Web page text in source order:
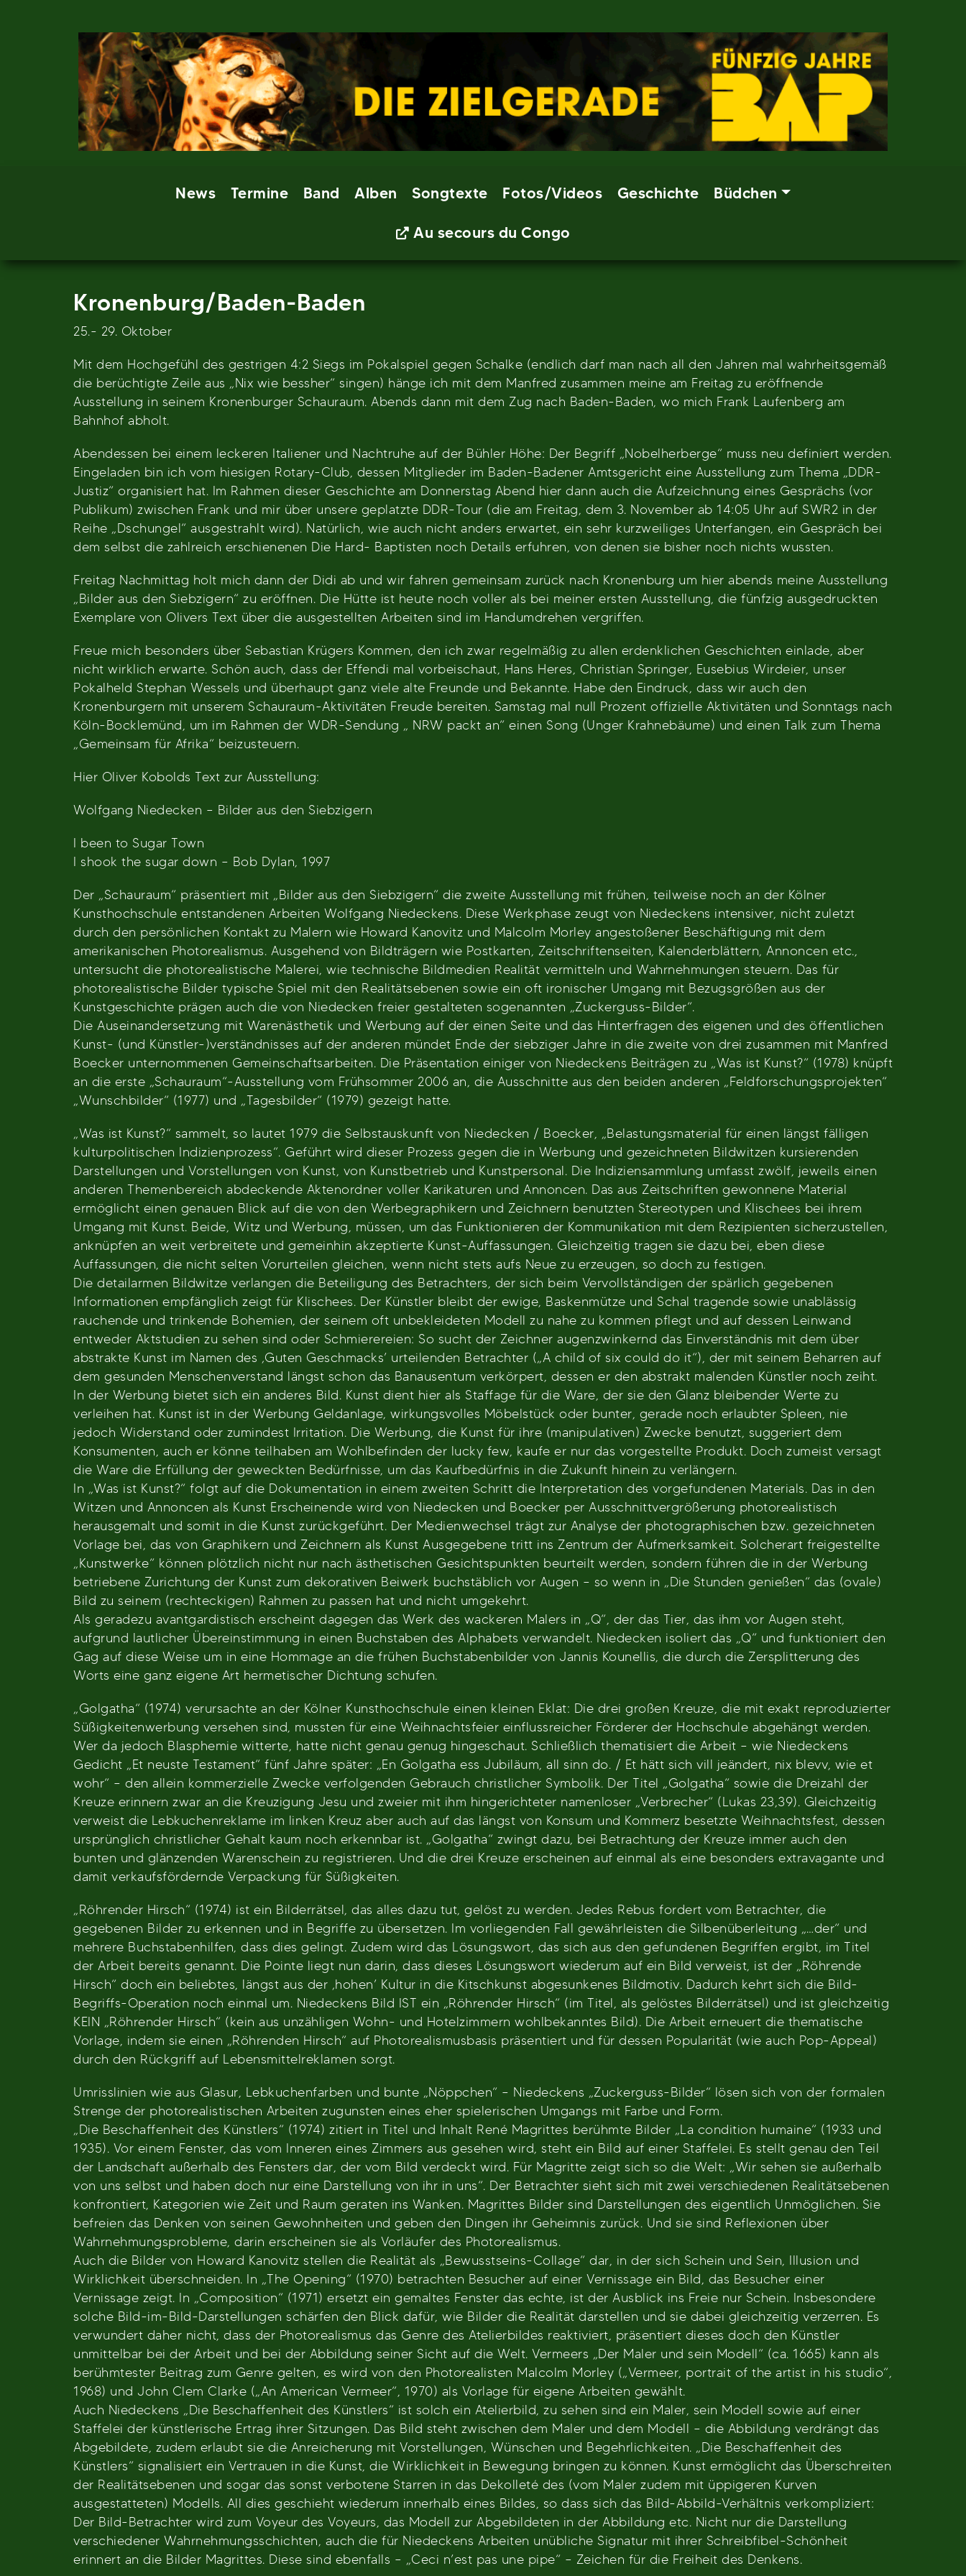
News Termine Band Alben Songtexte Fotos/Videos Geschichte Büdchen
Au secours du Congo
Kronenburg/Baden-Baden
25.- 29. Oktober
Mit dem Hochgefühl des gestrigen 4:2 Siegs im Pokalspiel gegen Schalke (endlich darf man nach all den Jahren mal wahrheitsgemäß
die berüchtigte Zeile aus „Nix wie bessher“ singen) hänge ich mit dem Manfred zusammen meine am Freitag zu eröffnende
Ausstellung in seinem Kronenburger Schauraum. Abends dann mit dem Zug nach Baden-Baden, wo mich Frank Laufenberg am
Bahnhof abholt.
Abendessen bei einem leckeren Italiener und Nachtruhe auf der Bühler Höhe: Der Begriff „Nobelherberge“ muss neu definiert werden.
Eingeladen bin ich vom hiesigen Rotary-Club, dessen Mitglieder im Baden-Badener Amtsgericht eine Ausstellung zum Thema „DDR-
Justiz“ organisiert hat. Im Rahmen dieser Geschichte am Donnerstag Abend hier dann auch die Aufzeichnung eines Gesprächs (vor
Publikum) zwischen Frank und mir über unsere geplatzte DDR-Tour (die am Freitag, dem 3. November ab 14:05 Uhr auf SWR2 in der
Reihe „Dschungel“ ausgestrahlt wird). Natürlich, wie auch nicht anders erwartet, ein sehr kurzweiliges Unterfangen, ein Gespräch bei
dem selbst die zahlreich erschienenen Die Hard- Baptisten noch Details erfuhren, von denen sie bisher noch nichts wussten.
Freitag Nachmittag holt mich dann der Didi ab und wir fahren gemeinsam zurück nach Kronenburg um hier abends meine Ausstellung
„Bilder aus den Siebzigern“ zu eröffnen. Die Hütte ist heute noch voller als bei meiner ersten Ausstellung, die fünfzig ausgedruckten
Exemplare von Olivers Text über die ausgestellten Arbeiten sind im Handumdrehen vergriffen.
Freue mich besonders über Sebastian Krügers Kommen, den ich zwar regelmäßig zu allen erdenklichen Geschichten einlade, aber
nicht wirklich erwarte. Schön auch, dass der Effendi mal vorbeischaut, Hans Heres, Christian Springer, Eusebius Wirdeier, unser
Pokalheld Stephan Wessels und überhaupt ganz viele alte Freunde und Bekannte. Habe den Eindruck, dass wir auch den
Kronenburgern mit unserem Schauraum-Aktivitäten Freude bereiten. Samstag mal null Prozent offizielle Aktivitäten und Sonntags nach
Köln-Bocklemünd, um im Rahmen der WDR-Sendung „ NRW packt an“ einen Song (Unger Krahnebäume) und einen Talk zum Thema
„Gemeinsam für Afrika“ beizusteuern.
Hier Oliver Kobolds Text zur Ausstellung:
Wolfgang Niedecken – Bilder aus den Siebzigern
I been to Sugar Town
I shook the sugar down – Bob Dylan, 1997
Der „Schauraum“ präsentiert mit „Bilder aus den Siebzigern“ die zweite Ausstellung mit frühen, teilweise noch an der Kölner
Kunsthochschule entstandenen Arbeiten Wolfgang Niedeckens. Diese Werkphase zeugt von Niedeckens intensiver, nicht zuletzt
durch den persönlichen Kontakt zu Malern wie Howard Kanovitz und Malcolm Morley angestoßener Beschäftigung mit dem
amerikanischen Photorealismus. Ausgehend von Bildträgern wie Postkarten, Zeitschriftenseiten, Kalenderblättern, Annoncen etc.,
untersucht die photorealistische Malerei, wie technische Bildmedien Realität vermitteln und Wahrnehmungen steuern. Das für
photorealistische Bilder typische Spiel mit den Realitätsebenen sowie ein oft ironischer Umgang mit Bezugsgrößen aus der
Kunstgeschichte prägen auch die von Niedecken freier gestalteten sogenannten „Zuckerguss-Bilder“.
Die Auseinandersetzung mit Warenästhetik und Werbung auf der einen Seite und das Hinterfragen des eigenen und des öffentlichen
Kunst- (und Künstler-)verständnisses auf der anderen mündet Ende der siebziger Jahre in die zweite von drei zusammen mit Manfred
Boecker unternommenen Gemeinschaftsarbeiten. Die Präsentation einiger von Niedeckens Beiträgen zu „Was ist Kunst?“ (1978) knüpft
an die erste „Schauraum“-Ausstellung vom Frühsommer 2006 an, die Ausschnitte aus den beiden anderen „Feldforschungsprojekten“
„Wunschbilder“ (1977) und „Tagesbilder“ (1979) gezeigt hatte.
„Was ist Kunst?“ sammelt, so lautet 1979 die Selbstauskunft von Niedecken / Boecker, „Belastungsmaterial für einen längst fälligen
kulturpolitischen Indizienprozess“. Geführt wird dieser Prozess gegen die in Werbung und gezeichneten Bildwitzen kursierenden
Darstellungen und Vorstellungen von Kunst, von Kunstbetrieb und Kunstpersonal. Die Indiziensammlung umfasst zwölf, jeweils einen
anderen Themenbereich abdeckende Aktenordner voller Karikaturen und Annoncen. Das aus Zeitschriften gewonnene Material
ermöglicht einen genauen Blick auf die von den Werbegraphikern und Zeichnern benutzten Stereotypen und Klischees bei ihrem
Umgang mit Kunst. Beide, Witz und Werbung, müssen, um das Funktionieren der Kommunikation mit dem Rezipienten sicherzustellen,
anknüpfen an weit verbreitete und gemeinhin akzeptierte Kunst-Auffassungen. Gleichzeitig tragen sie dazu bei, eben diese
Auffassungen, die nicht selten Vorurteilen gleichen, wenn nicht stets aufs Neue zu erzeugen, so doch zu festigen.
Die detailarmen Bildwitze verlangen die Beteiligung des Betrachters, der sich beim Vervollständigen der spärlich gegebenen
Informationen empfänglich zeigt für Klischees. Der Künstler bleibt der ewige, Baskenmütze und Schal tragende sowie unablässig
rauchende und trinkende Bohemien, der seinem oft unbekleideten Modell zu nahe zu kommen pflegt und auf dessen Leinwand
entweder Aktstudien zu sehen sind oder Schmierereien: So sucht der Zeichner augenzwinkernd das Einverständnis mit dem über
abstrakte Kunst im Namen des ‚Guten Geschmacks’ urteilenden Betrachter („A child of six could do it“), der mit seinem Beharren auf
dem gesunden Menschenverstand längst schon das Banausentum verkörpert, dessen er den abstrakt malenden Künstler noch zeiht.
In der Werbung bietet sich ein anderes Bild. Kunst dient hier als Staffage für die Ware, der sie den Glanz bleibender Werte zu
verleihen hat. Kunst ist in der Werbung Geldanlage, wirkungsvolles Möbelstück oder bunter, gerade noch erlaubter Spleen, nie
jedoch Widerstand oder zumindest Irritation. Die Werbung, die Kunst für ihre (manipulativen) Zwecke benutzt, suggeriert dem
Konsumenten, auch er könne teilhaben am Wohlbefinden der lucky few, kaufe er nur das vorgestellte Produkt. Doch zumeist versagt
die Ware die Erfüllung der geweckten Bedürfnisse, um das Kaufbedürfnis in die Zukunft hinein zu verlängern.
In „Was ist Kunst?“ folgt auf die Dokumentation in einem zweiten Schritt die Interpretation des vorgefundenen Materials. Das in den
Witzen und Annoncen als Kunst Erscheinende wird von Niedecken und Boecker per Ausschnittvergrößerung photorealistisch
herausgemalt und somit in die Kunst zurückgeführt. Der Medienwechsel trägt zur Analyse der photographischen bzw. gezeichneten
Vorlage bei, das von Graphikern und Zeichnern als Kunst Ausgegebene tritt ins Zentrum der Aufmerksamkeit. Solcherart freigestellte
„Kunstwerke“ können plötzlich nicht nur nach ästhetischen Gesichtspunkten beurteilt werden, sondern führen die in der Werbung
betriebene Zurichtung der Kunst zum dekorativen Beiwerk buchstäblich vor Augen – so wenn in „Die Stunden genießen“ das (ovale)
Bild zu seinem (rechteckigen) Rahmen zu passen hat und nicht umgekehrt.
Als geradezu avantgardistisch erscheint dagegen das Werk des wackeren Malers in „Q“, der das Tier, das ihm vor Augen steht,
aufgrund lautlicher Übereinstimmung in einen Buchstaben des Alphabets verwandelt. Niedecken isoliert das „Q“ und funktioniert den
Gag auf diese Weise um in eine Hommage an die frühen Buchstabenbilder von Jannis Kounellis, die durch die Zersplitterung des
Worts eine ganz eigene Art hermetischer Dichtung schufen.
„Golgatha“ (1974) verursachte an der Kölner Kunsthochschule einen kleinen Eklat: Die drei großen Kreuze, die mit exakt reproduzierter
Süßigkeitenwerbung versehen sind, mussten für eine Weihnachtsfeier einflussreicher Förderer der Hochschule abgehängt werden.
Wer da jedoch Blasphemie witterte, hatte nicht genau genug hingeschaut. Schließlich thematisiert die Arbeit – wie Niedeckens
Gedicht „Et neuste Testament“ fünf Jahre später: „En Golgatha ess Jubiläum, all sinn do. / Et hätt sich vill jeändert, nix blevv, wie et
wohr“ – den allein kommerzielle Zwecke verfolgenden Gebrauch christlicher Symbolik. Der Titel „Golgatha“ sowie die Dreizahl der
Kreuze erinnern zwar an die Kreuzigung Jesu und zweier mit ihm hingerichteter namenloser „Verbrecher“ (Lukas 23,39). Gleichzeitig
verweist die Lebkuchenreklame im linken Kreuz aber auch auf das längst von Konsum und Kommerz besetzte Weihnachtsfest, dessen
ursprünglich christlicher Gehalt kaum noch erkennbar ist. „Golgatha“ zwingt dazu, bei Betrachtung der Kreuze immer auch den
bunten und glänzenden Warenschein zu registrieren. Und die drei Kreuze erscheinen auf einmal als eine besonders extravagante und
damit verkaufsfördernde Verpackung für Süßigkeiten.
„Röhrender Hirsch“ (1974) ist ein Bilderrätsel, das alles dazu tut, gelöst zu werden. Jedes Rebus fordert vom Betrachter, die
gegebenen Bilder zu erkennen und in Begriffe zu übersetzen. Im vorliegenden Fall gewährleisten die Silbenüberleitung „…der“ und
mehrere Buchstabenhilfen, dass dies gelingt. Zudem wird das Lösungswort, das sich aus den gefundenen Begriffen ergibt, im Titel
der Arbeit bereits genannt. Die Pointe liegt nun darin, dass dieses Lösungswort wiederum auf ein Bild verweist, ist der „Röhrende
Hirsch“ doch ein beliebtes, längst aus der ‚hohen’ Kultur in die Kitschkunst abgesunkenes Bildmotiv. Dadurch kehrt sich die Bild-
Begriffs-Operation noch einmal um. Niedeckens Bild IST ein „Röhrender Hirsch“ (im Titel, als gelöstes Bilderrätsel) und ist gleichzeitig
KEIN „Röhrender Hirsch“ (kein aus unzähligen Wohn- und Hotelzimmern wohlbekanntes Bild). Die Arbeit erneuert die thematische
Vorlage, indem sie einen „Röhrenden Hirsch“ auf Photorealismusbasis präsentiert und für dessen Popularität (wie auch Pop-Appeal)
durch den Rückgriff auf Lebensmittelreklamen sorgt.
Umrisslinien wie aus Glasur, Lebkuchenfarben und bunte „Nöppchen“ – Niedeckens „Zuckerguss-Bilder“ lösen sich von der formalen
Strenge der photorealistischen Arbeiten zugunsten eines eher spielerischen Umgangs mit Farbe und Form.
„Die Beschaffenheit des Künstlers“ (1974) zitiert in Titel und Inhalt René Magrittes berühmte Bilder „La condition humaine“ (1933 und
1935). Vor einem Fenster, das vom Inneren eines Zimmers aus gesehen wird, steht ein Bild auf einer Staffelei. Es stellt genau den Teil
der Landschaft außerhalb des Fensters dar, der vom Bild verdeckt wird. Für Magritte zeigt sich so die Welt: „Wir sehen sie außerhalb
von uns selbst und haben doch nur eine Darstellung von ihr in uns“. Der Betrachter sieht sich mit zwei verschiedenen Realitätsebenen
konfrontiert, Kategorien wie Zeit und Raum geraten ins Wanken. Magrittes Bilder sind Darstellungen des eigentlich Unmöglichen. Sie
befreien das Denken von seinen Gewohnheiten und geben den Dingen ihr Geheimnis zurück. Und sie sind Reflexionen über
Wahrnehmungsprobleme, darin erscheinen sie als Vorläufer des Photorealismus.
Auch die Bilder von Howard Kanovitz stellen die Realität als „Bewusstseins-Collage“ dar, in der sich Schein und Sein, Illusion und
Wirklichkeit überschneiden. In „The Opening“ (1970) betrachten Besucher auf einer Vernissage ein Bild, das Besucher einer
Vernissage zeigt. In „Composition“ (1971) ersetzt ein gemaltes Fenster das echte, ist der Ausblick ins Freie nur Schein. Insbesondere
solche Bild-im-Bild-Darstellungen schärfen den Blick dafür, wie Bilder die Realität darstellen und sie dabei gleichzeitig verzerren. Es
verwundert daher nicht, dass der Photorealismus das Genre des Atelierbildes reaktiviert, präsentiert dieses doch den Künstler
unmittelbar bei der Arbeit und bei der Abbildung seiner Sicht auf die Welt. Vermeers „Der Maler und sein Modell“ (ca. 1665) kann als
berühmtester Beitrag zum Genre gelten, es wird von den Photorealisten Malcolm Morley („Vermeer, portrait of the artist in his studio“,
1968) und John Clem Clarke („An American Vermeer“, 1970) als Vorlage für eigene Arbeiten gewählt.
Auch Niedeckens „Die Beschaffenheit des Künstlers“ ist solch ein Atelierbild, zu sehen sind ein Maler, sein Modell sowie auf einer
Staffelei der künstlerische Ertrag ihrer Sitzungen. Das Bild steht zwischen dem Maler und dem Modell – die Abbildung verdrängt das
Abgebildete, zudem erlaubt sie die Anreicherung mit Vorstellungen, Wünschen und Begehrlichkeiten. „Die Beschaffenheit des
Künstlers“ signalisiert ein Vertrauen in die Kunst, die Wirklichkeit in Bewegung bringen zu können. Kunst ermöglicht das Überschreiten
der Realitätsebenen und sogar das sonst verbotene Starren in das Dekolleté des (vom Maler zudem mit üppigeren Kurven
ausgestatteten) Modells. All dies geschieht wiederum innerhalb eines Bildes, so dass sich das Bild-Abbild-Verhältnis verkompliziert:
Der Bild-Betrachter wird zum Voyeur des Voyeurs, das Modell zur Abgebildeten in der Abbildung etc. Nicht nur die Darstellung
verschiedener Wahrnehmungsschichten, auch die für Niedeckens Arbeiten unübliche Signatur mit ihrer Schreibfibel-Schönheit
erinnert an die Bilder Magrittes. Diese sind ebenfalls – „Ceci n’est pas une pipe“ – Zeichen für die Freiheit des Denkens.